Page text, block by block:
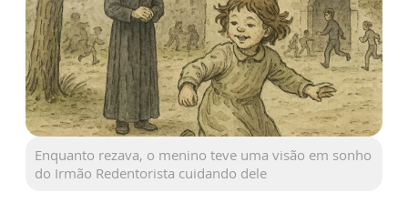
Enquanto rezava, o menino teve uma visão em sonho
do Irmão Redentorista cuidando dele